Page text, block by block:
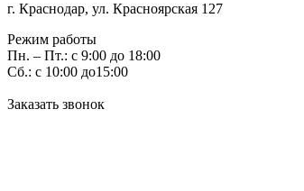
г. Краснодар, ул. Красноярская 127
Режим работы
Пн. – Пт.: с 9:00 до 18:00
Сб.: с 10:00 до15:00
Заказать звонок